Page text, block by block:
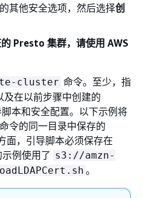
其他安全选项，然后选择创
Presto 集群，请使用 AWS
cluster 命令。至少，指
在以前步骤中创建的
本和安全配置。以下示例将
令的同一目录中保存的
面，引导脚本必须保存在
例使用了 s3://amzn-
。